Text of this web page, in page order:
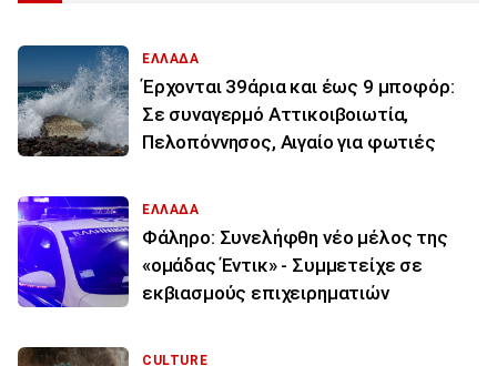
ΕΛΛΑΔΑ
Έρχονται 39άρια και έως 9 μποφόρ:
Σε συναγερμό Αττικοιβοιωτία,
Πελοπόννησος, Αιγαίο για φωτιές
ΕΛΛΑΔΑ
Φάληρο: Συνελήφθη νέο μέλος της
«ομάδας Έντικ» - Συμμετείχε σε
εκβιασμούς επιχειρηματιών
CULTURE